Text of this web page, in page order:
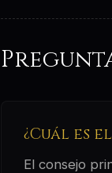
¿Cuál es
El consejo